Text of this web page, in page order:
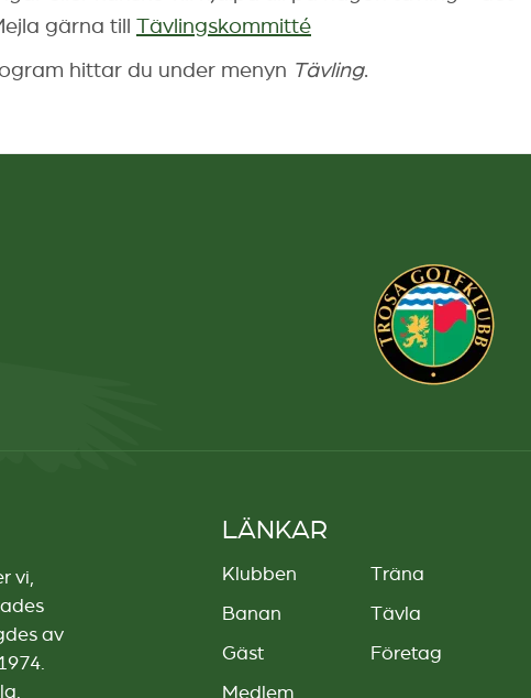
gärna till Tävlingskommitté
hittar du under menyn Tävling.
vi,
av
LÄNKAR
Klubben
Träna
Banan
Tävla
Gäst
Företag
Medlem